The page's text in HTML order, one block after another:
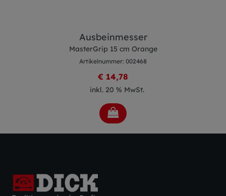
Ausbeinmesser
MasterGrip 15 cm Orange
Artikelnummer: 002468
€ 14,78
inkl. 20 % MwSt.